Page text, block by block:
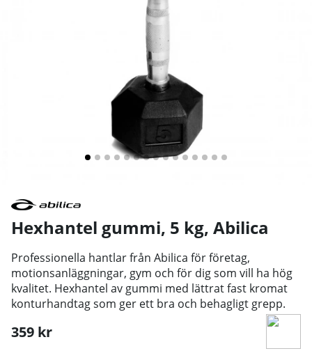
Hexhantel gummi, 5 kg, Abilica
Professionella hantlar från Abilica för företag,
motionsanläggningar, gym och för dig som vill ha hög
kvalitet. Hexhantel av gummi med lättrat fast kromat
konturhandtag som ger ett bra och behagligt grepp.
359 kr